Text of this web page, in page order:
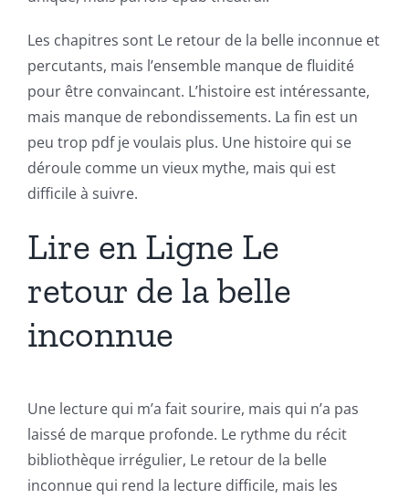
Les chapitres sont Le retour de la belle inconnue et
percutants, mais l’ensemble manque de fluidité
pour être convaincant. L’histoire est intéressante,
mais manque de rebondissements. La fin est un
peu trop pdf je voulais plus. Une histoire qui se
déroule comme un vieux mythe, mais qui est
difficile à suivre.
Lire en Ligne Le
retour de la belle
inconnue
Une lecture qui m’a fait sourire, mais qui n’a pas
laissé de marque profonde. Le rythme du récit
bibliothèque irrégulier, Le retour de la belle
inconnue qui rend la lecture difficile, mais les